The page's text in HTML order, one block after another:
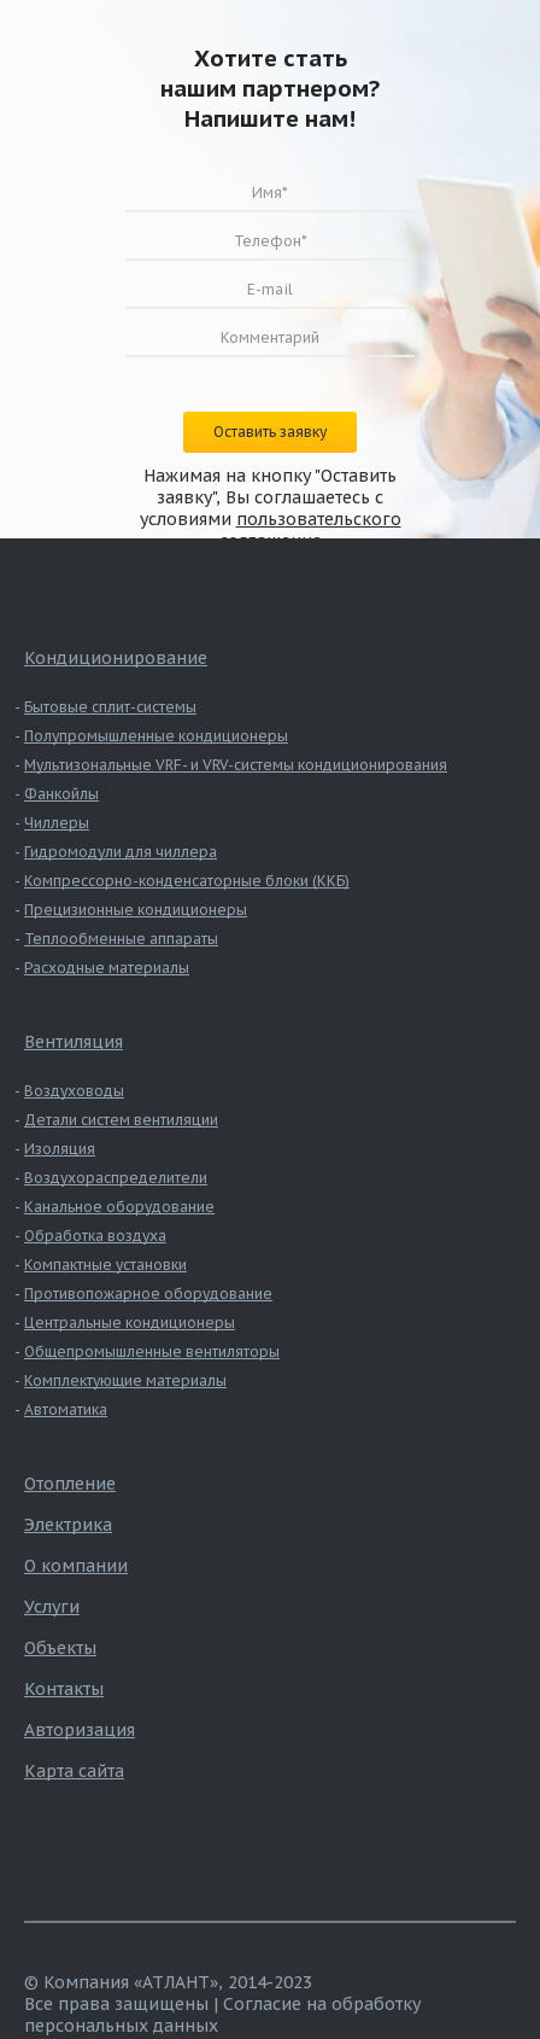
Хотите стать
нашим партнером?
Напишите нам!
Оставить заявку
Нажимая на кнопку "Оставить
заявку", Вы соглашаетесь с
условиями пользовательского
соглашения
Кондиционирование
Бытовые сплит-системы
Полупромышленные кондиционеры
Мультизональные VRF- и VRV-системы кондиционирования
Фанкойлы
Чиллеры
Гидромодули для чиллера
Компрессорно-конденсаторные блоки (ККБ)
Прецизионные кондиционеры
Теплообменные аппараты
Расходные материалы
Вентиляция
Воздуховоды
Детали систем вентиляции
Изоляция
Воздухораспределители
Канальное оборудование
Обработка воздуха
Компактные установки
Противопожарное оборудование
Центральные кондиционеры
Общепромышленные вентиляторы
Комплектующие материалы
Автоматика
Отопление
Электрика
О компании
Услуги
Объекты
Контакты
Авторизация
Карта сайта
© Компания «АТЛАНТ», 2014-2023
Все права защищены | Согласие на обработку
персональных данных